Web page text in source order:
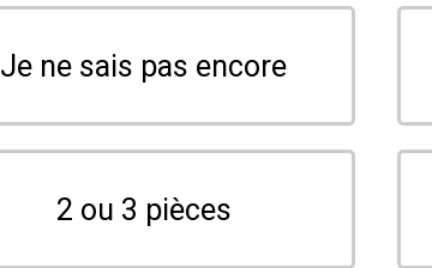
Je ne sais pas encore
2 ou 3 pièces